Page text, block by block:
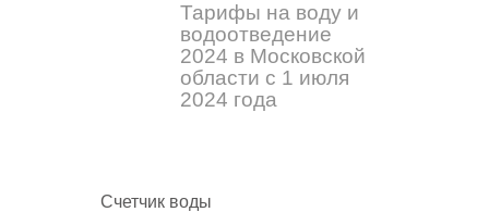
Тарифы на воду и
водоотведение
2024 в Московской
области с 1 июля
2024 года
Счетчик воды